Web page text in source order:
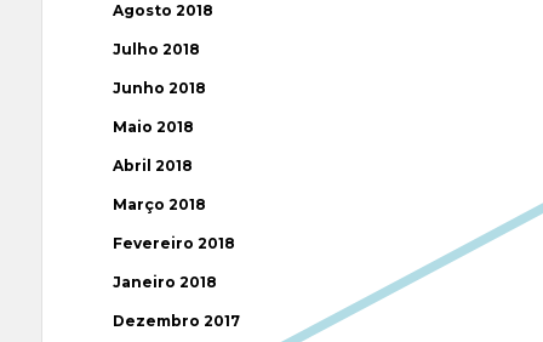
Agosto 2018
Julho 2018
Junho 2018
Maio 2018
Abril 2018
Março 2018
Fevereiro 2018
Janeiro 2018
Dezembro 2017